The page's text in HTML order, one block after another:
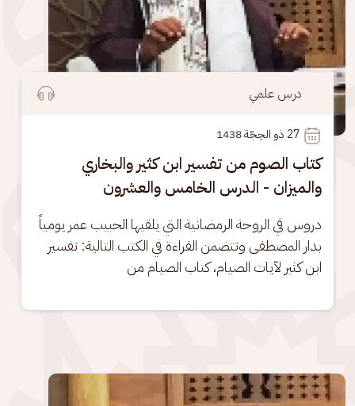
درس علمي
27
كتاب الصوم من تفسير ابن كثير والبخاري
والميزان - الدرس الخامس والعشرون
دروس في الروحة الرمضانية التي يلقيها الحبيب عمر يومياً
بدار المصطفى وتتضمن القراءة في الكتب التالية: تفسير
ابن كثير لآيات الصيام، كتاب الصيام من
الصورة